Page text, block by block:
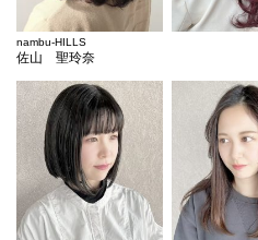
nambu-HILLS
佐山 聖玲奈